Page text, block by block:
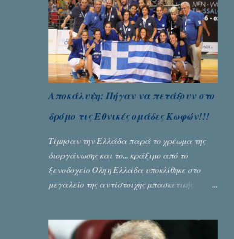
Αποκάλυψη: Πήγαν να πετάξουν στο
δρόμο τις Εθνικές ομάδες Κωφών!!!
Τίμησαν την Ελλάδα παρά το χρέωμα της
διοργάνωσης και το... κράξιμο από το
ξενοδοχείο Όλη η Ελλάδα υποκλίθηκε στο
μεγαλείο της αντίστοιχης μπασκετικής
πρωταθλήματος κωφών που διεξήχθη στη